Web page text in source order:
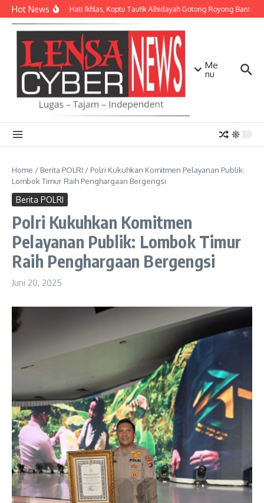
Lewati ke konten
Hot NewsDengan Hati Ikhlas, Koptu Taufik Alhidayah Gotong Royong Bantu
Me
nu
Home / Berita POLRI / Polri Kukuhkan Komitmen Pelayanan Publik:
Lombok Timur Raih Penghargaan Bergengsi
Berita POLRI
Polri Kukuhkan Komitmen
Pelayanan Publik: Lombok Timur
Raih Penghargaan Bergengsi
Juni 20, 2025